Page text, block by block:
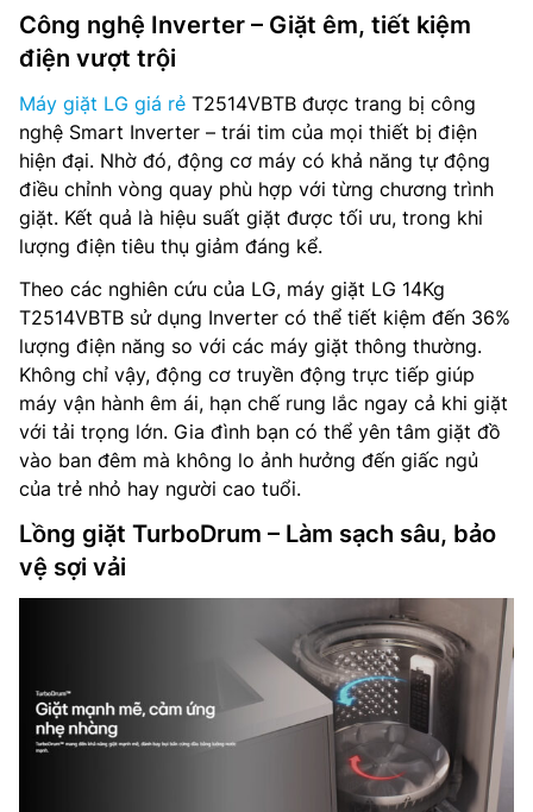
Công nghệ Inverter – Giặt êm, tiết kiệm
điện vượt trội
Máy giặt LG giá rẻ T2514VBTB được trang bị công
nghệ Smart Inverter – trái tim của mọi thiết bị điện
hiện đại. Nhờ đó, động cơ máy có khả năng tự động
điều chỉnh vòng quay phù hợp với từng chương trình
giặt. Kết quả là hiệu suất giặt được tối ưu, trong khi
lượng điện tiêu thụ giảm đáng kể.
Theo các nghiên cứu của LG, máy giặt LG 14Kg
T2514VBTB sử dụng Inverter có thể tiết kiệm đến 36%
lượng điện năng so với các máy giặt thông thường.
Không chỉ vậy, động cơ truyền động trực tiếp giúp
máy vận hành êm ái, hạn chế rung lắc ngay cả khi giặt
với tải trọng lớn. Gia đình bạn có thể yên tâm giặt đồ
vào ban đêm mà không lo ảnh hưởng đến giấc ngủ
của trẻ nhỏ hay người cao tuổi.
Lồng giặt TurboDrum – Làm sạch sâu, bảo
vệ sợi vải